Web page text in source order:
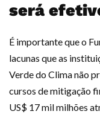
será
É importante que o
lacunas que as
Verde do Clima não
cursos de mitigação
US$ 17 mil milhões